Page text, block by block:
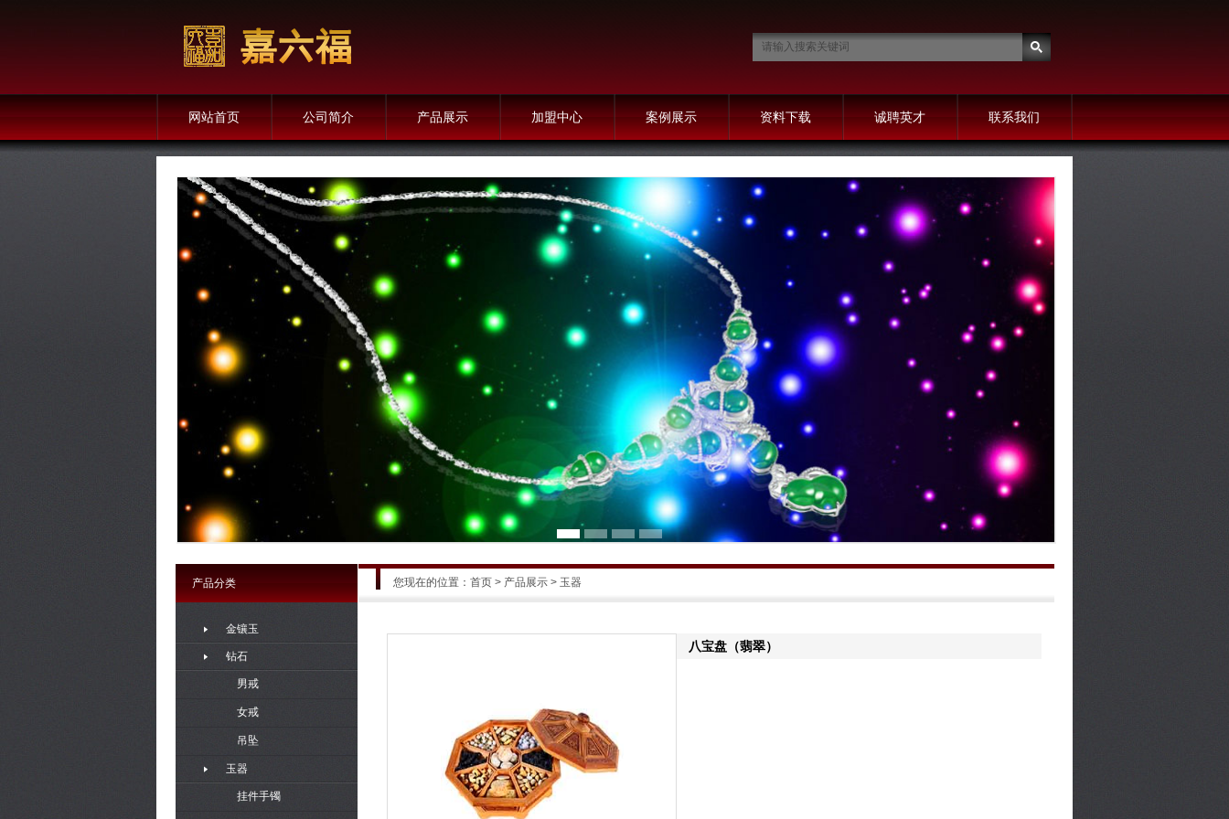
网站首页 公司简介 产品展示 加盟中心 案例展示 资料下载 诚聘英才 联系我们
您现在的位置： 首页 > 产品展示 > 玉器
八宝盘（翡翠）
产品分类
金镶玉
钻石
男戒
女戒
吊坠
玉器
挂件手镯